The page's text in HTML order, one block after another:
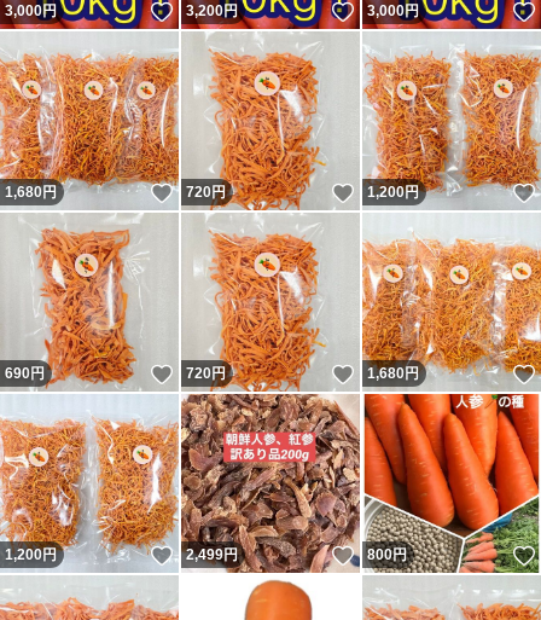
3,000円 いいね！
3,200円 いいね！
3,000円
1,680円 いいね！
720円 いいね！
1,200円
690円 いいね！
720円 いいね！
1,680円
1,200円 いいね！
2,499円 いいね！
800円